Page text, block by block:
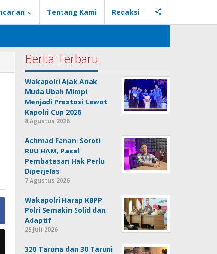
Tentang Kami Redaksi
Berita Terbaru
Wakapolri Ajak Anak
Muda Ubah Mimpi
Menjadi Prestasi Lewat
Kapolri Cup 2026
8 Agustus 2026
Achmad Fanani Soroti
RUU HAM, Pasal
Pembatasan Hak Perlu
Diperjelas
7 Agustus 2026
Wakapolri Harap KBPP
Polri Semakin Solid dan
Adaptif
29 Juli 2026
320 Taruna dan 30 Taruni